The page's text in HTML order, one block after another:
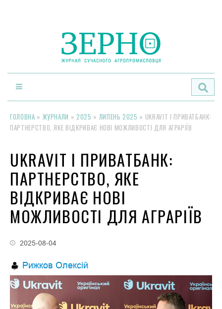
ГОЛОВНА » ЖУРНАЛИ »2025 » ЛИПЕНЬ 2025 » UKRAVIT І ПРИВАТБАНК:
ПАРТНЕРСТВО, ЯКЕ ВІДКРИВАЄ НОВІ МОЖЛИВОСТІ ДЛЯ АГРАРІЇВ
UKRAVIT І ПРИВАТБАНК:
ПАРТНЕРСТВО, ЯКЕ
ВІДКРИВАЄ НОВІ
МОЖЛИВОСТІ ДЛЯ АГРАРІЇВ
2025-08-04
Рижков Олексій